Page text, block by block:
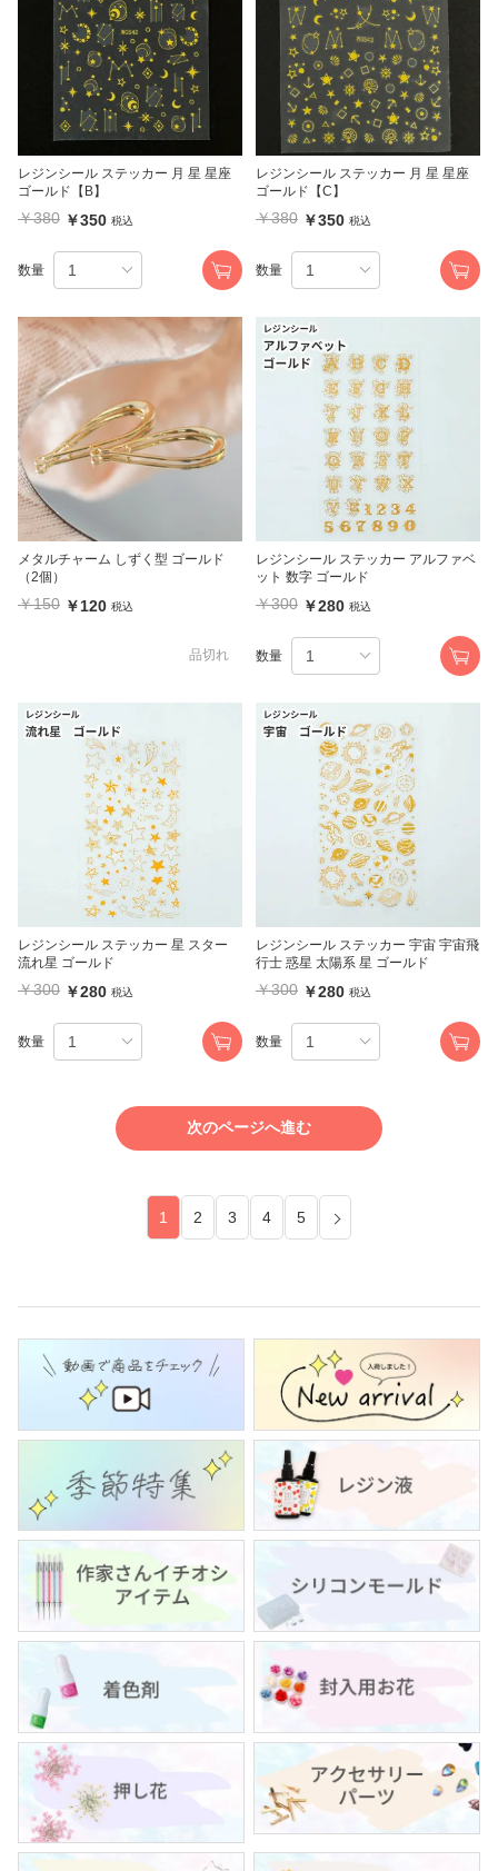
レジンシール ステッカー 月 星 星座
ゴールド【B】
￥380 ￥350 税込
数量
レジンシール ステッカー 月 星 星座
ゴールド【C】
￥380 ￥350 税込
数量
メタルチャーム しずく型 ゴールド
（2個）
￥150 ￥120 税込
品切れ
レジンシール ステッカー アルファベ
ット 数字 ゴールド
￥300 ￥280 税込
数量
レジンシール ステッカー 星 スター
流れ星 ゴールド
￥300 ￥280 税込
数量
レジンシール ステッカー 宇宙 宇宙飛
行士 惑星 太陽系 星 ゴールド
￥300 ￥280 税込
数量
次のページへ進む
1 2 3 4 5